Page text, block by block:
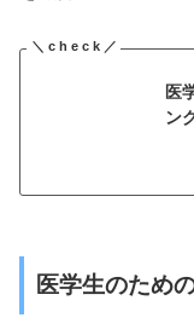
医
ン
医学生のため